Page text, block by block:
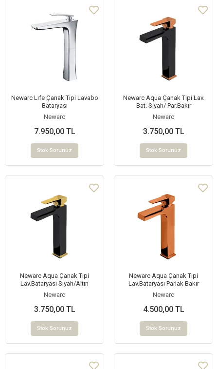
Newarc Lıfe Çanak Tipi Lavabo
Bataryası
Newarc
7.950,00 TL
Stok Sorunuz
Newarc Aqua Çanak Tipi Lav.
Bat. Siyah/ Par.Bakır
Newarc
3.750,00 TL
Stok Sorunuz
Newarc Aqua Çanak Tipi
Lav.Bataryası Siyah/Altın
Newarc
3.750,00 TL
Stok Sorunuz
Newarc Aqua Çanak Tipi
Lav.Bataryası Parlak Bakır
Newarc
4.500,00 TL
Stok Sorunuz